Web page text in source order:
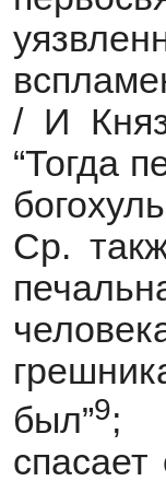
/ И
“Тогда
Ср.
был”9;